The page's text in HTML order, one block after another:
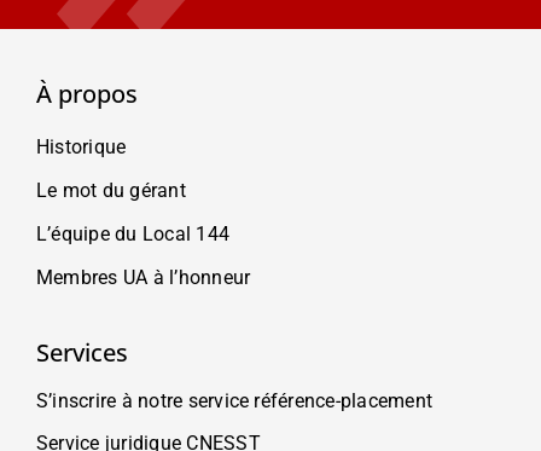
À propos
Historique
Le mot du gérant
L’équipe du Local 144
Membres UA à l’honneur
Services
S’inscrire à notre service référence-placement
Service juridique CNESST